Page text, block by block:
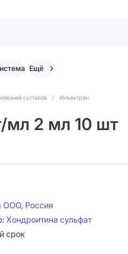
Ещё
суставов / Инъектран
мл 2 мл 10 шт
ООО, Россия
Хондроитина сульфат
срок